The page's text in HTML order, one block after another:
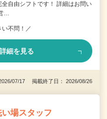
自由シフトです！ 詳細はお問い
…
不問！／
詳細を見る
07/17 掲載終了日： 2026/08/26
場スタッフ